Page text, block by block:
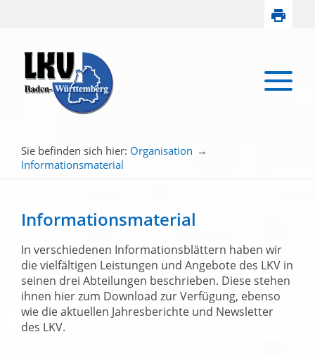
Sie befinden sich hier: Organisation →
Informationsmaterial
Informationsmaterial
In verschiedenen Informationsblättern haben wir
die vielfältigen Leistungen und Angebote des LKV in
seinen drei Abteilungen beschrieben. Diese stehen
ihnen hier zum Download zur Verfügung, ebenso
wie die aktuellen Jahresberichte und Newsletter
des LKV.